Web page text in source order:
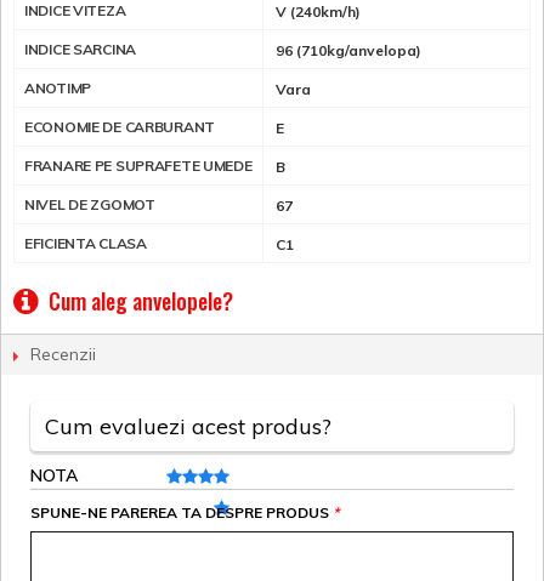
INDICE VITEZA V (240km/h)
INDICE SARCINA 96 (710kg/anvelopa)
ANOTIMP Vara
ECONOMIE DE CARBURANT E
FRANARE PE SUPRAFETE UMEDE B
NIVEL DE ZGOMOT 67
EFICIENTA CLASA C1
Cum aleg anvelopele?
Recenzii
Cum evaluezi acest produs?
NOTA
*
SPUNE-NE PAREREA TA DESPRE PRODUS